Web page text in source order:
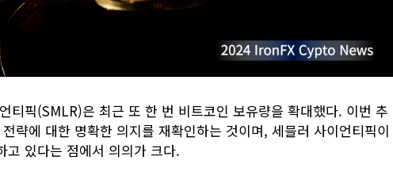
티픽(SMLR)은 최근 또 한 번 비트코인 보유량을 확대했다. 이번 추
략에 대한 명확한 의지를 재확인하는 것이며, 세믈러 사이언티픽이
고 있다는 점에서 의의가 크다.